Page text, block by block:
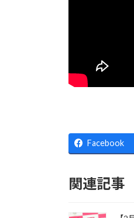
Facebook
関連記事